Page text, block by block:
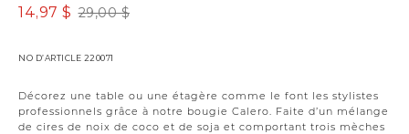
29,00 $
14,97 $
NO D’ARTICLE 220071
Décorez une table ou une étagère comme le font les stylistes
professionnels grâce à notre bougie Calero. Faite d’un mélange
de cires de noix de coco et de soja et comportant trois mèches